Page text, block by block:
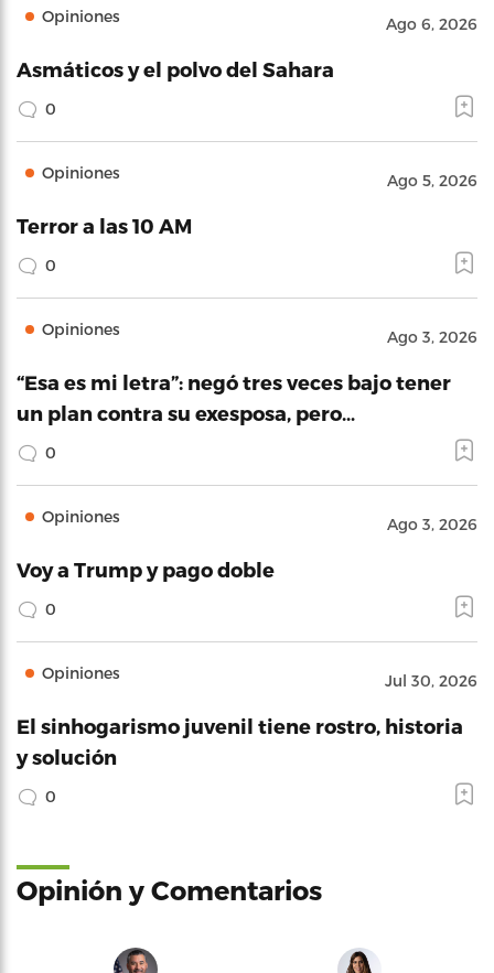
Opiniones Ago 6, 2026
Asmáticos y el polvo del Sahara
0
Opiniones Ago 5, 2026
Terror a las 10 AM
0
Opiniones Ago 3, 2026
“Esa es mi letra”: negó tres veces bajo tener
un plan contra su exesposa, pero…
0
Opiniones Ago 3, 2026
Voy a Trump y pago doble
0
Opiniones Jul 30, 2026
El sinhogarismo juvenil tiene rostro, historia
y solución
0
Opinión y Comentarios